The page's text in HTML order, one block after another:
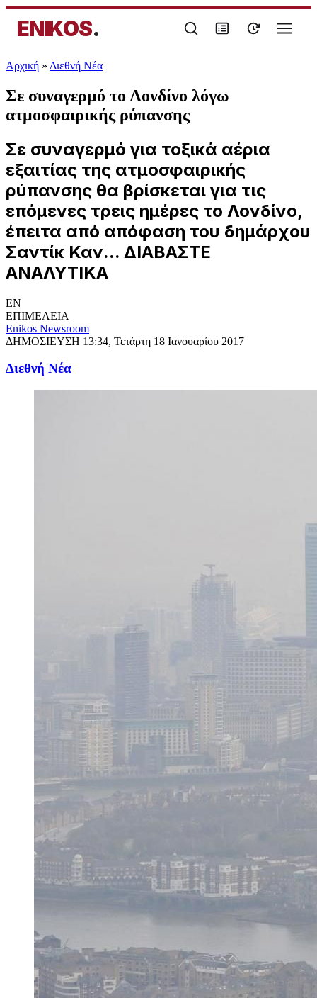
ENIKOS.
Αρχική » Διεθνή Νέα
Σε συναγερμό το Λονδίνο λόγω
ατμοσφαιρικής ρύπανσης
Σε συναγερμό για τοξικά αέρια
εξαιτίας της ατμοσφαιρικής
ρύπανσης θα βρίσκεται για τις
επόμενες τρεις ημέρες το Λονδίνο,
έπειτα από απόφαση του δημάρχου
Σαντίκ Καν... ΔΙΑΒΑΣΤΕ
ΑΝΑΛΥΤΙΚΑ
EN
ΕΠΙΜΕΛΕΙΑ
Enikos Newsroom
ΔΗΜΟΣΙΕΥΣΗ 13:34, Τετάρτη 18 Ιανουαρίου 2017
Διεθνή Νέα